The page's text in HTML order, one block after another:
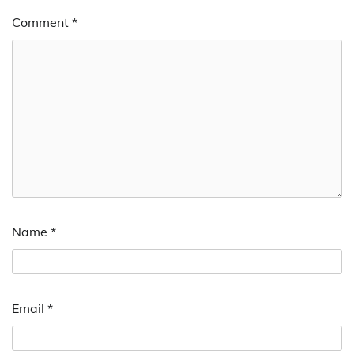
Comment *
Name *
Email *